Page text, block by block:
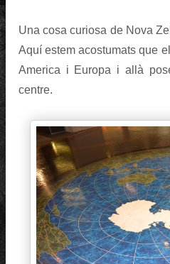
Una cosa curiosa de Nova
Aquí estem acostumats que
America i Europa i allà
centre.